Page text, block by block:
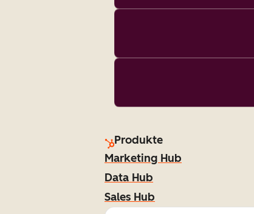
Produkte
Marketing Hub
Data Hub
Sales Hub